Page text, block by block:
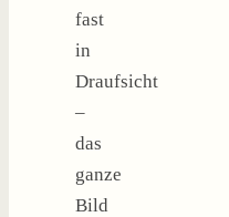
fast
in
Draufsicht
–
das
ganze
Bild